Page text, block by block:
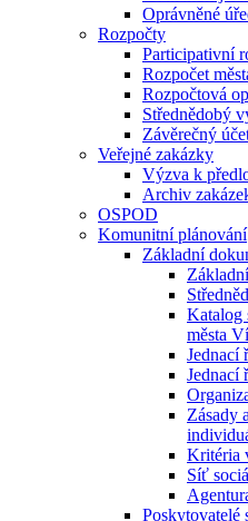
Oprávněné
Rozpočty
Participativní
Rozpočet
Rozpočtová
Střednědobý
Závěrečný
Veřejné zakázky
Výzva k
Archiv
OSPOD
Komunitní plánování
Základní
Katalog
města
Jednací
Jednací
Zásady
Kritéria
Síť
Poskytovatelé